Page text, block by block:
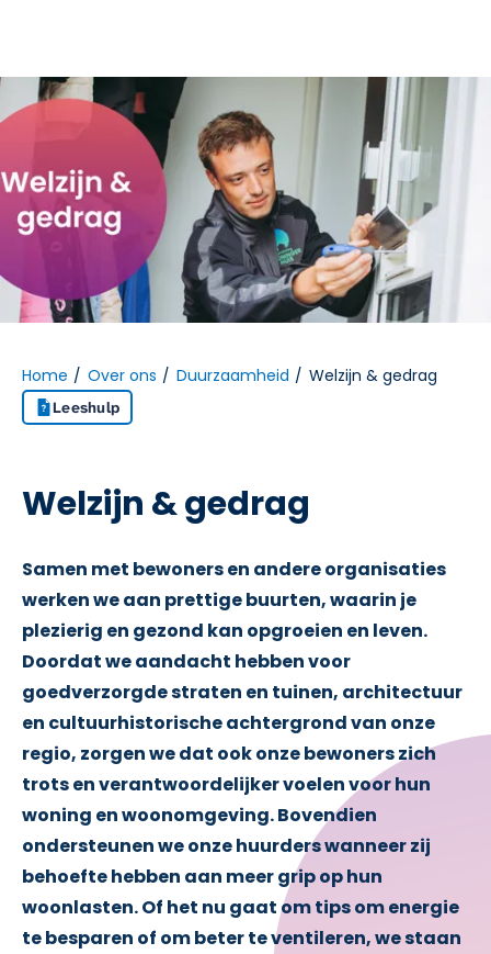
Naar hoofdinhoud
Naar hoofdnavigatiemenu
Naar zoeken
Home Over ons Duurzaamheid Welzijn & gedrag
Leeshulp
Welzijn & gedrag
Samen met bewoners en andere organisaties
werken we aan prettige buurten, waarin je
plezierig en gezond kan opgroeien en leven.
Doordat we aandacht hebben voor
goedverzorgde straten en tuinen, architectuur
en cultuurhistorische achtergrond van onze
regio, zorgen we dat ook onze bewoners zich
trots en verantwoordelijker voelen voor hun
woning en woonomgeving. Bovendien
ondersteunen we onze huurders wanneer zij
behoefte hebben aan meer grip op hun
woonlasten. Of het nu gaat om tips om energie
te besparen of om beter te ventileren, we staan